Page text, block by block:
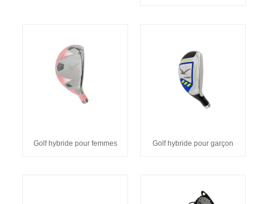
Golf hybride pour femmes Golf hybride pour garçon